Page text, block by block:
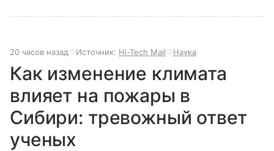
20 часов назад Источник: Hi-Tech Mail Наука
Как изменение климата
влияет на пожары в
Сибири: тревожный ответ
ученых